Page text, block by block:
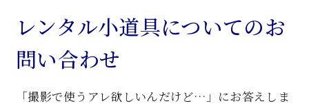
ア
ー
ム
子
レンタル小道具についてのお
問い合わせ
「撮影で使うアレ欲しいんだけど…」にお答えしま